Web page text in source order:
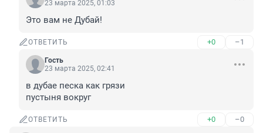
23 марта 2025, 01:03
Это вам не Дубай!
ОТВЕТИТЬ +0 –1
Гость
23 марта 2025, 02:41
в дубае песка как грязи
пустыня вокруг
ОТВЕТИТЬ +0 –0